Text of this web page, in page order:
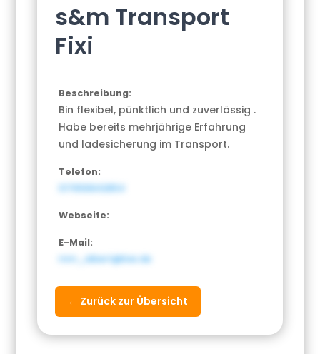
s&m Transport
Fixi
Beschreibung:
Bin flexibel, pünktlich und zuverlässig .
Habe bereits mehrjährige Erfahrung
und ladesicherung im Transport.
Telefon:
017656842854
Webseite:
E-Mail:
mm_albert@live.de
← Zurück zur Übersicht